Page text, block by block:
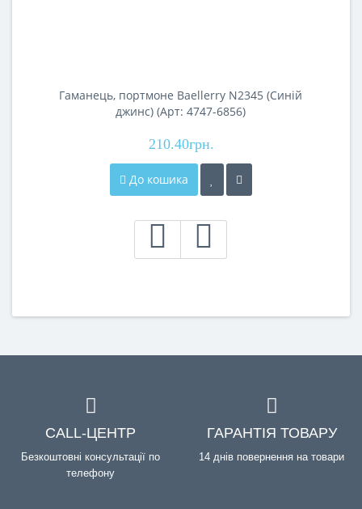
Гаманець, портмоне Baellerry N2345 (Синій
джинс) (Арт: 4747-6856)
210.40грн.
До кошика
CALL-ЦЕНТР
Безкоштовні консультації по
телефону
ГАРАНТІЯ ТОВАРУ
14 днів повернення на товари